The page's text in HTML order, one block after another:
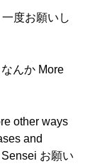
度お願いし
んか More
other ways
and
お願い